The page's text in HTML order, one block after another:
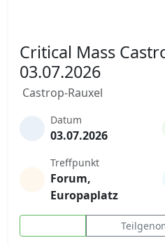
Critical Mass
03.07.2026
Castrop-Rauxel
Datum
03.07.2026
Treffpunkt
Forum,
Europaplatz